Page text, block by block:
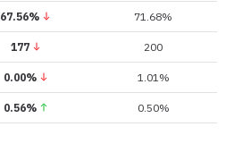
67.56% 71.68%
177 200
0.00% 1.01%
0.56% 0.50%